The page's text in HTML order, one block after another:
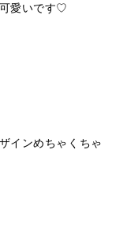
愛いです♡
インめちゃくちゃ